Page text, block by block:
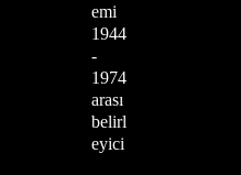
emi
1944
-
1974
arası
belirl
eyici